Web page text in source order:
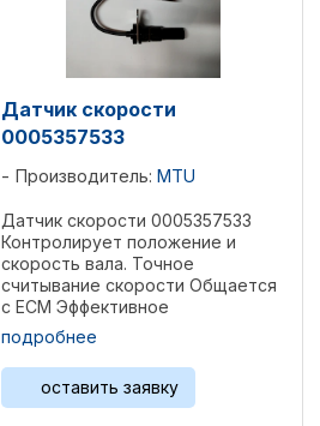
Датчик скорости
0005357533
Производитель: MTU
Датчик скорости 0005357533
Контролирует положение и
скорость вала. Точное
считывание скорости Общается
с ECM Эффективное
распределение компонентов по
времени Оптимальная работа
двигателя Оригинальная
запчасть MTU Производитель
МТУ. Изготовлен в ...
подробнее
оставить заявку